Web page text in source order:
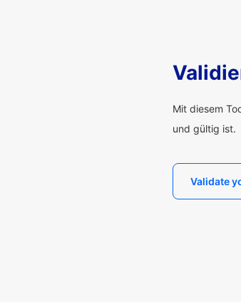
Mit diesem
und gültig ist.
Validate